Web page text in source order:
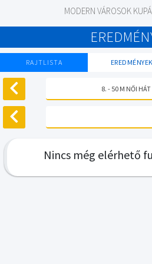
MODERN VÁROSOK
RAJTLISTA EREDMÉNYEK
8. - 50 M NŐI HÁT
Nincs még elérhető